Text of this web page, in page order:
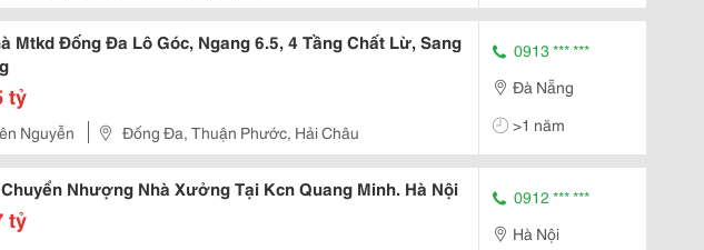
Mtkd Đống Đa Lô Góc, Ngang 6.5, 4 Tầng Chất Lừ, Sang
tỷ
Nguyễn Đống Đa, Thuận Phước, Hải Châu
0913 *** ***
Đà Nẵng
>1 năm
Nhượng Nhà Xưởng Tại Kcn Quang Minh. Hà Nội
tỷ
0912 *** ***
Hà Nội